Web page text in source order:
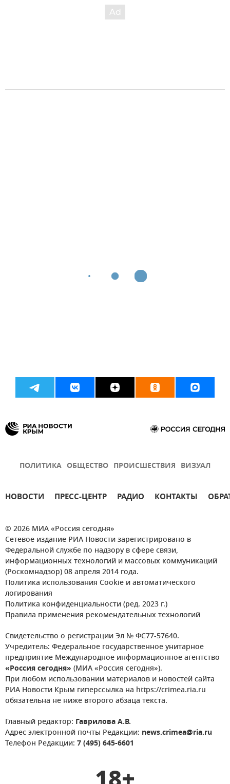
ПОЛИТИКА ОБЩЕСТВО ПРОИСШЕСТВИЯ ВИЗУАЛ
НОВОСТИ ПРЕСС-ЦЕНТР РАДИО КОНТАКТЫ
© 2026 МИА «Россия сегодня»
Сетевое издание РИА Новости зарегистрировано в
Федеральной службе по надзору в сфере связи,
информационных технологий и массовых коммуникаций
(Роскомнадзор) 08 апреля 2014 года.
Политика использования Cookie и автоматического
логирования
Политика конфиденциальности (ред. 2023 г.)
Правила применения рекомендательных технологий
Свидетельство о регистрации Эл № ФС77-57640.
Учредитель: Федеральное государственное унитарное
предприятие Международное информационное агентство
«Россия сегодня» (МИА «Россия сегодня»).
При любом использовании материалов и новостей сайта
РИА Новости Крым гиперссылка на https://crimea.ria.ru
обязательна не ниже второго абзаца текста.
Главный редактор: Гаврилова А.В.
Адрес электронной почты Редакции: news.crimea@ria.ru
Телефон Редакции: 7 (495) 645-6601